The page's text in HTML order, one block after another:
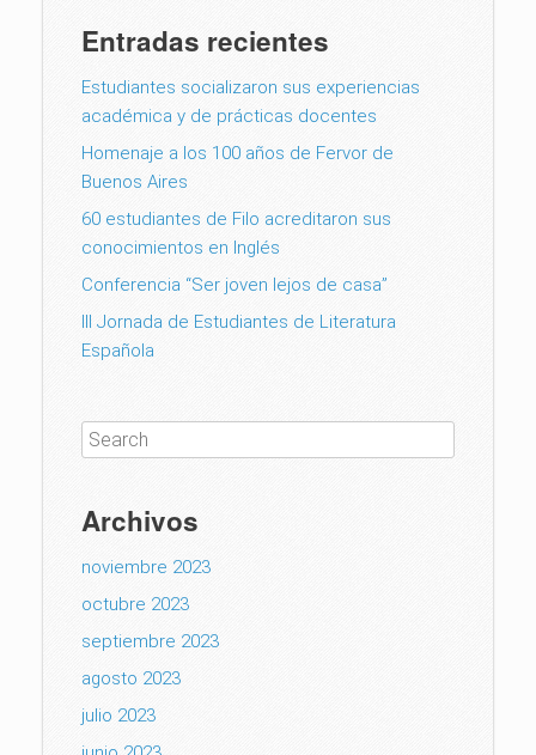
Entradas recientes
Estudiantes socializaron sus experiencias
académica y de prácticas docentes
Homenaje a los 100 años de Fervor de
Buenos Aires
60 estudiantes de Filo acreditaron sus
conocimientos en Inglés
Conferencia “Ser joven lejos de casa”
III Jornada de Estudiantes de Literatura
Española
Archivos
noviembre 2023
octubre 2023
septiembre 2023
agosto 2023
julio 2023